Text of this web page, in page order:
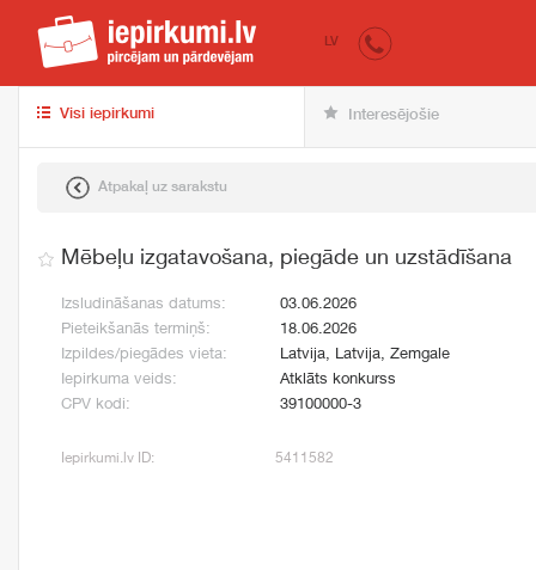
iepirkumi.lv
LV
Visi iepirkumi Interesējošie
Atpakaļ uz sarakstu
Mēbeļu izgatavošana, piegāde un uzstādīšana
Izsludināšanas datums:
03.06.2026
Pieteikšanās termiņš:
18.06.2026
Izpildes/piegādes vieta:
Latvija, Latvija, Zemgale
Iepirkuma veids:
Atklāts konkurss
CPV kodi:
39100000-3
Iepirkumi.lv ID: 5411582